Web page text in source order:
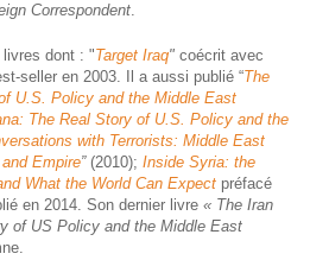
Correspondent.
livres dont : "Target Iraq" coécrit avec
seller en 2003. Il a aussi publié “The
U.S. Policy and the Middle East
The Real Story of U.S. Policy and the
with Terrorists: Middle East
Empire”(2010); Inside Syria: the
What the World Can Expect préfacé
en 2014. Son dernier livre « The Iran
of US Policy and the Middle East